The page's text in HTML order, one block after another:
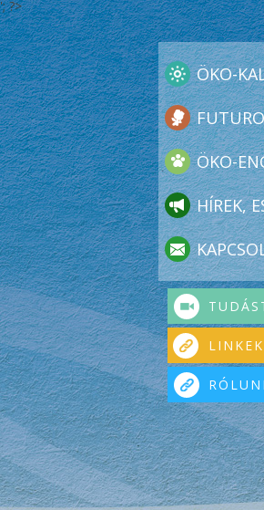
'; ?>
ÖKO-
ÖKO-
HÍREK,
LINKEK